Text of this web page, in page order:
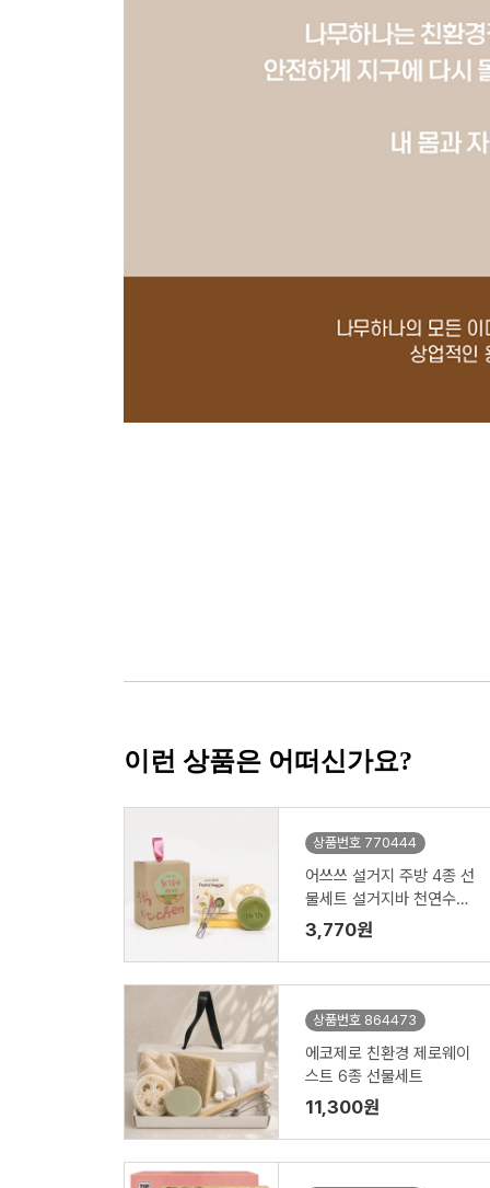
이런 상품은 어떠신가요?
상품번호 770444
어쓰쓰 설거지 주방 4종 선
물세트 설거지바 천연수세
미 제로웨이스트키트
3,770원
상품번호 864473
에코제로 친환경 제로웨이
스트 6종 선물세트
11,300원